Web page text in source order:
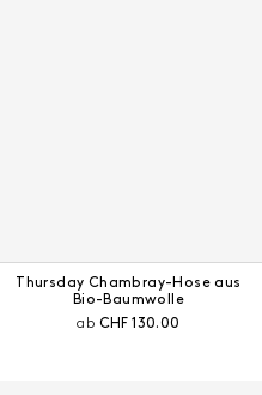
Thursday Chambray-Hose aus
Bio-Baumwolle
ab Aktueller Preis:
CHF 130.00